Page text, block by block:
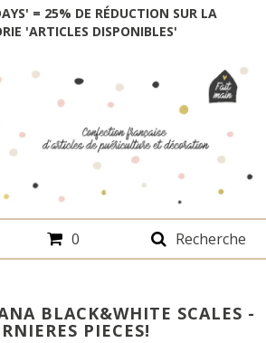
= 25% DE RÉDUCTION SUR LA
'ARTICLES DISPONIBLES'
0 Recherche
BLACK&WHITE SCALES -
PIECES!